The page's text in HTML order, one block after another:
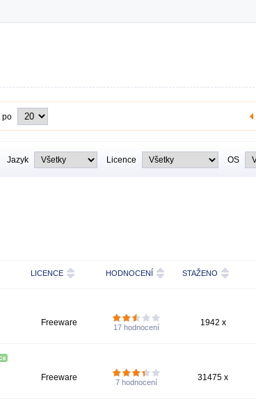
po
Jazyk Licence OS
LICENCE HODNOCENÍ STAŽENO
Freeware 17hodnocení 1942 x
Freeware 7hodnocení 31475 x